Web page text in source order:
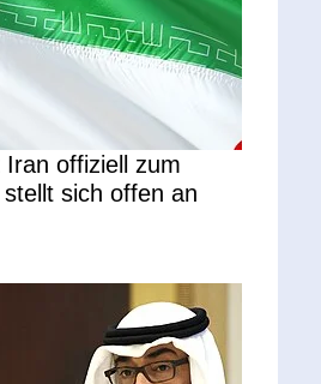
offiziell zum
sich offen an